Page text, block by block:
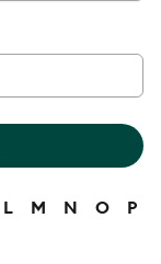
L M N O P